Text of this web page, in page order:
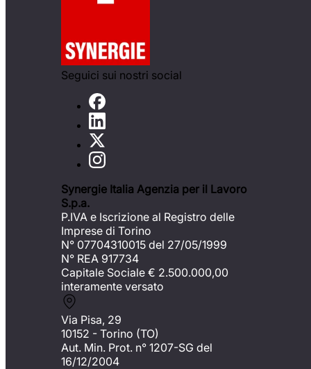
Seguici sui nostri social
Synergie Italia Agenzia per il Lavoro
S.p.a.
P.IVA e Iscrizione al Registro delle
Imprese di Torino
N° 07704310015 del 27/05/1999
N° REA 917734
Capitale Sociale € 2.500.000,00
interamente versato
Via Pisa, 29
10152 - Torino (TO)
Aut. Min. Prot. n° 1207-SG del
16/12/2004